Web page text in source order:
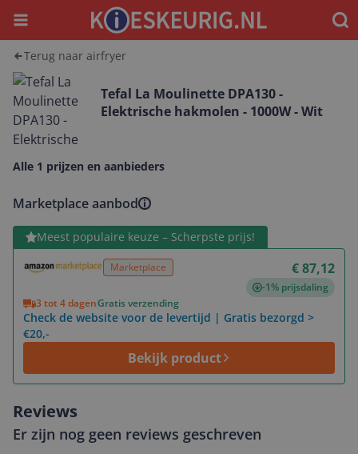
Menu
Terug naar airfryer
Tefal La Moulinette DPA130 -
Elektrische hakmolen - 1000W - Wit
Alle 1 prijzen en aanbieders
Marketplace aanbod
Meest populaire keuze – Scherpste prijs!
Marketplace € 87,12
-1% prijsdaling
3 tot 4 dagenGratis verzending
Check de website voor de levertijd | Gratis bezorgd >
€20,-
Bekijk product
Bekijk product
Reviews
Er zijn nog geen reviews geschreven